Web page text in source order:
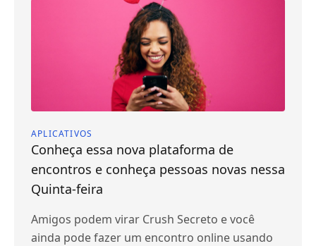
APLICATIVOS
Conheça essa nova plataforma de
encontros e conheça pessoas novas nessa
Quinta-feira
Amigos podem virar Crush Secreto e você
ainda pode fazer um encontro online usando